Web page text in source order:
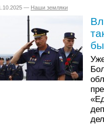
— Наши земляки